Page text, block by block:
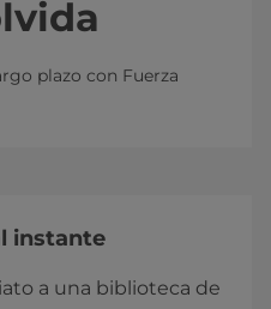
plazo con Fuerza
instante
a una biblioteca de